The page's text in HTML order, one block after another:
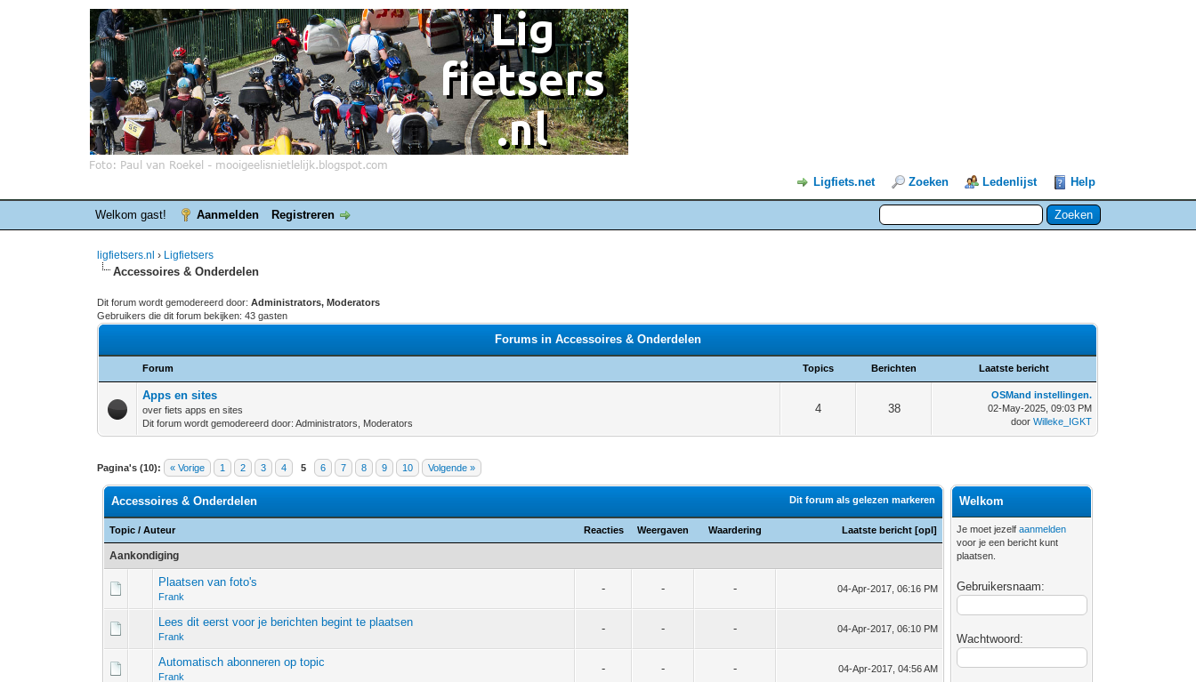
Ligfiets.net Zoeken Ledenlijst Help
Welkom gast! Aanmelden Registreren
ligfietsers.nl › Ligfietsers
Accessoires & Onderdelen
Dit forum wordt gemodereerd door:Administrators, Moderators
Gebruikers die dit forum bekijken: 43 gasten
Forums in Accessoires & Onderdelen
Forum Topics Berichten Laatste bericht
Apps en sites
over fiets apps en sites
Dit forum wordt gemodereerd door: Administrators, Moderators
4 38
OSMand instellingen.
02-May-2025, 09:03 PM
doorWilleke_IGKT
Pagina's (10): « Vorige 1 2 3 4 5 6 7 8 9 10 Volgende »
Dit forum als gelezen markeren
Accessoires & Onderdelen
Topic /Auteur Reacties Weergaven Waardering Laatste bericht [opl]
Aankondiging
Plaatsen van foto's
Frank
- - - 04-Apr-2017, 06:16 PM
Lees dit eerst voor je berichten begint te plaatsen
Frank
- - - 04-Apr-2017, 06:10 PM
Automatisch abonneren op topic
Frank
- - - 04-Apr-2017, 04:56 AM
Welkom
Je moet jezelfaanmelden
voor je een bericht kunt
plaatsen.
Gebruikersnaam:
Wachtwoord: